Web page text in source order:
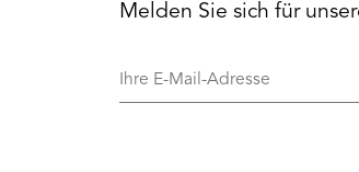
Melden Sie sich für
Ihre